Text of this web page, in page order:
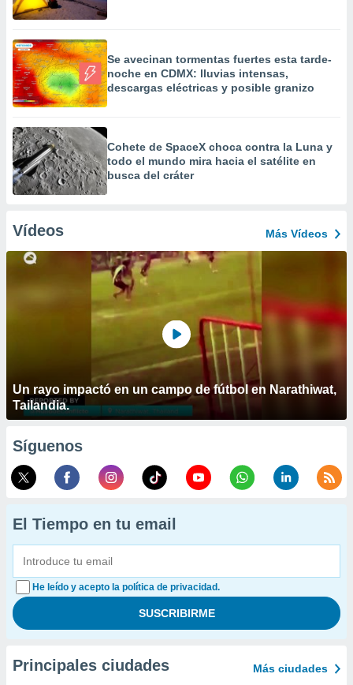
Se avecinan tormentas fuertes esta tarde-
noche en CDMX: lluvias intensas,
descargas eléctricas y posible granizo
Cohete de SpaceX choca contra la Luna y
todo el mundo mira hacia el satélite en
busca del cráter
Vídeos Más Vídeos
Un rayo impactó en un campo de fútbol en Narathiwat,
Tailandia.
Síguenos
El Tiempo en tu email
He leído y acepto la política de privacidad.
Principales ciudades Más ciudades